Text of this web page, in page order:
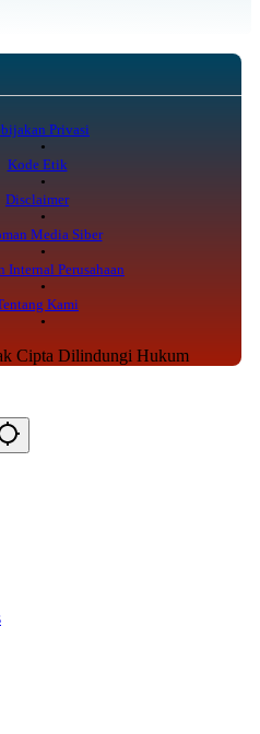
Privasi
Kode Etik
Disclaimer
Media Siber
Internal Perusahaan
Kami
Cipta Dilindungi Hukum